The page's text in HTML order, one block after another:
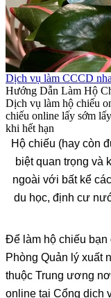
Dịch vụ làm CCCD
Hướng Dẫn Làm Hộ
Dịch vụ làm hộ chiếu
chiếu online lấy sớm
khi hết hạn
Hộ chiếu (hay còn
biệt quan trọng và
ngoài với bất kể
du học, định cư
Để làm hộ chiếu bạn
Phòng Quản lý xuất
thuộc Trung ương
online tại Cổng dịch